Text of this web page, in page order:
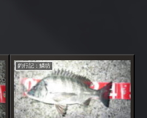
釣行記：鱗坊